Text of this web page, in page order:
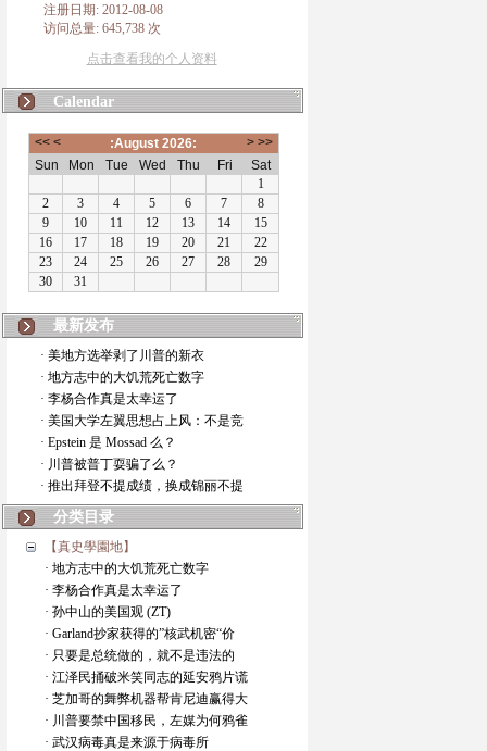
注册日期: 2012-08-08
访问总量: 645,738 次
点击查看我的个人资料
Calendar
最新发布
· 美地方选举剥了川普的新衣
· 地方志中的大饥荒死亡数字
· 李杨合作真是太幸运了
· 美国大学左翼思想占上风：不是竞
· Epstein 是 Mossad 么？
· 川普被普丁耍骗了么？
· 推出拜登不提成绩，换成锦丽不提
分类目录
【真史學園地】
· 地方志中的大饥荒死亡数字
· 李杨合作真是太幸运了
· 孙中山的美国观 (ZT)
· Garland抄家获得的”核武机密“价
· 只要是总统做的，就不是违法的
· 江泽民捅破米笑同志的延安鸦片谎
· 芝加哥的舞弊机器帮肯尼迪赢得大
· 川普要禁中国移民，左媒为何鸦雀
· 武汉病毒真是来源于病毒所